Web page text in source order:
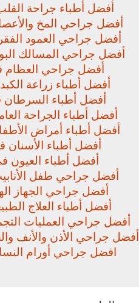
أفضل أطباء جراحة
أفضل جراحي المخ
أفضل جراحي العمود
أفضل جراحي المسالك
أفضل جراحي العظام
أفضل أطباء زراعة
أفضل أطباء السرطان
أفضل أطباء الجراحة
أفضل أطباء أمراض
أفضل أطباء الأسنان
أفضل أطباء العيون
أفضل جراحي طفل
أفضل جراحي الجهاز
أفضل أطباء العلاج
أفضل جراحي العمليات
أفضل جراحي الأذن والأنف
افضل جراحي أورام